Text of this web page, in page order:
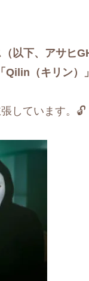
以下、アサヒ
「Qilin（キリン）」
しています。🔓